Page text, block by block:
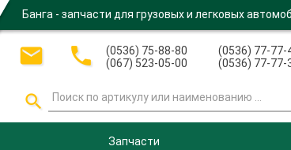
Банга - запчасти для грузовых и легковых
 
(0536) 75-88-80
(067) 523-05-00
(0536) 77-77-
(0536) 77-77-

Запчасти